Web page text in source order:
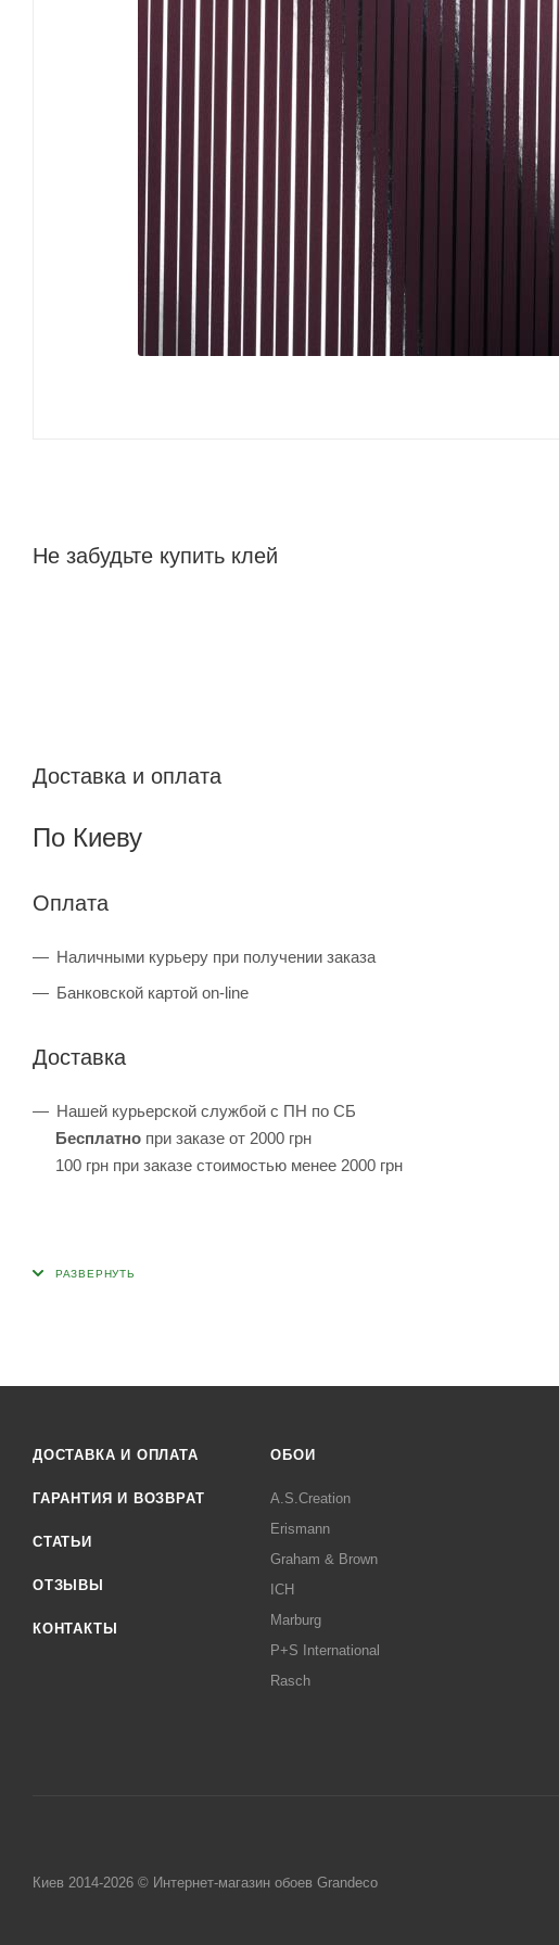
Не забудьте купить клей
Доставка и оплата
По Киеву
Оплата
Наличными курьеру при получении заказа
Банковской картой on-line
Доставка
Нашей курьерской службой с ПН по СБ
Бесплатно при заказе от 2000 грн
100 грн при заказе стоимостью менее 2000 грн
ДОСТАВКА И ОПЛАТА
ГАРАНТИЯ И ВОЗВРАТ
СТАТЬИ
ОТЗЫВЫ
КОНТАКТЫ
ОБОИ
A.S.Creation
Erismann
Graham & Brown
ICH
Marburg
P+S International
Rasch
Киев 2014-2026 © Интернет-магазин обоев Grandeco